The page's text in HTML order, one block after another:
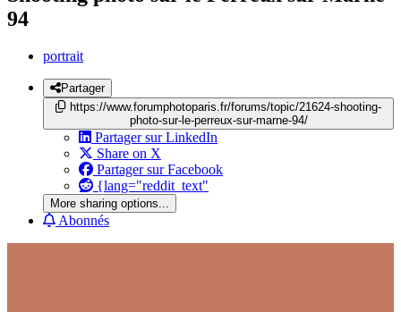
94
portrait
Partager
https://www.forumphotoparis.fr/forums/topic/21624-shooting-
photo-sur-le-perreux-sur-marne-94/
Partager sur LinkedIn
Share on X
Partager sur Facebook
{lang="reddit_text"
More sharing options...
Abonnés